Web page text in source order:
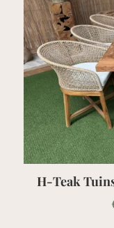
H-Teak